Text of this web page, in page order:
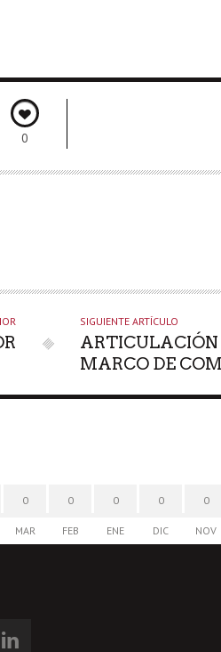
0
SIGUIENTE ARTÍCULO
MARCO DE
0
MAR
0
FEB
0
ENE
0
DIC
0
NOV